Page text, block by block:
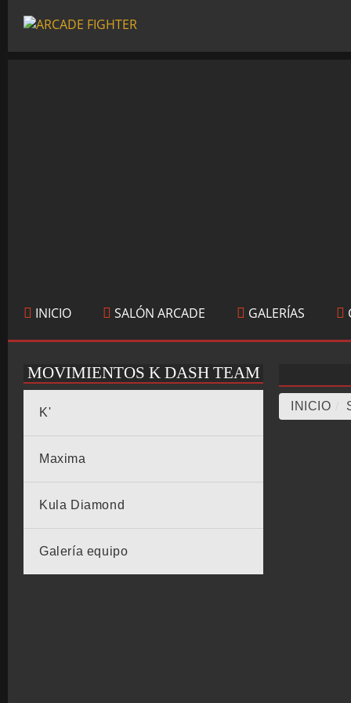
INICIO SALÓN ARCADE GALERÍAS
MOVIMIENTOS K DASH TEAM
K'
Maxima
Kula Diamond
Galería equipo
INICIO